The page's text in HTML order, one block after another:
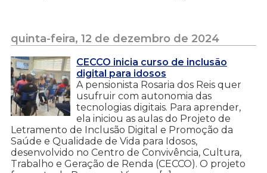
quinta-feira, 12 de dezembro de 2024
CECCO inicia curso de inclusão
digital para idosos
A pensionista Rosaria dos Reis quer
usufruir com autonomia das
tecnologias digitais. Para aprender,
ela iniciou as aulas do Projeto de
Letramento de Inclusão Digital e Promoção da
Saúde e Qualidade de Vida para Idosos,
desenvolvido no Centro de Convivência, Cultura,
Trabalho e Geração de Renda (CECCO). O projeto